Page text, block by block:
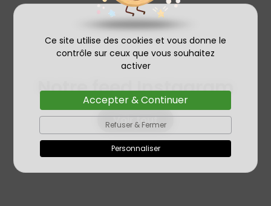
Ce site utilise des cookies et vous donne le
contrôle sur ceux que vous souhaitez
activer
Accepter & Continuer
Refuser & Fermer
Personnaliser
Notre feed Instagram
Voir tout